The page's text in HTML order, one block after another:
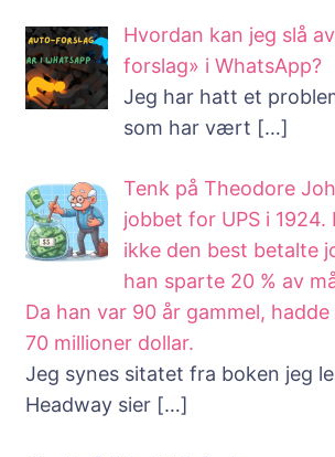
Hvordan kan jeg slå
forslag» i WhatsApp?
Jeg har hatt et
som har vært […]
Tenk på Theodore
jobbet for UPS i 1924.
ikke den best betalte
han sparte 20 % av
Da han var 90 år gammel,
70 millioner dollar.
Jeg synes sitatet fra boken jeg
Headway sier […]